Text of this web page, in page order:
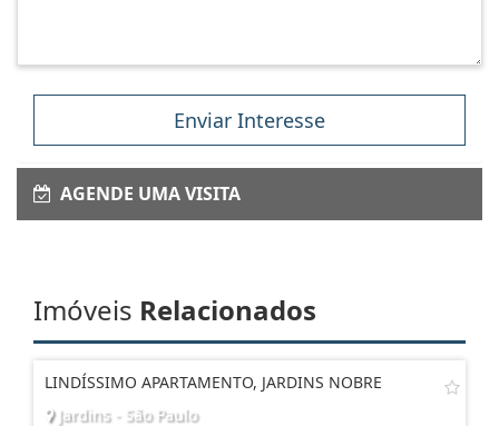
Enviar Interesse
AGENDE UMA VISITA
Imóveis Relacionados
LINDÍSSIMO APARTAMENTO, JARDINS NOBRE
Jardins - São Paulo